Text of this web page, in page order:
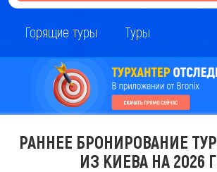
Горящие туры Туры
РАННЕЕ БРОНИРОВАНИЕ
ИЗ КИЕВА НА 2026